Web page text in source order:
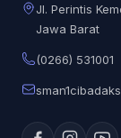
Jl. Perintis
Jawa Barat
(0266) 531001